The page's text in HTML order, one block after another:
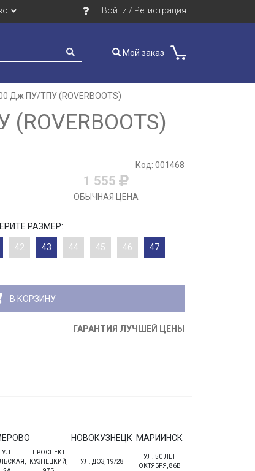
Войти / Регистрация
Мой заказ
Дж ПУ/ТПУ (ROVERBOOTS)
Код: 001468
1 555
ОБЫЧНАЯ ЦЕНА
РАЗМЕР:
42 43 44 45 46 47
В КОРЗИНУ
ГАРАНТИЯ ЛУЧШЕЙ ЦЕНЫ
НОВОКУЗНЕЦК МАРИИНСК
УЛ.
ПРОСПЕКТ
КУЗНЕЦКИЙ,
УЛ. ДОЗ, 19/28
УЛ. 50 ЛЕТ
ОКТЯБРЯ, 86В